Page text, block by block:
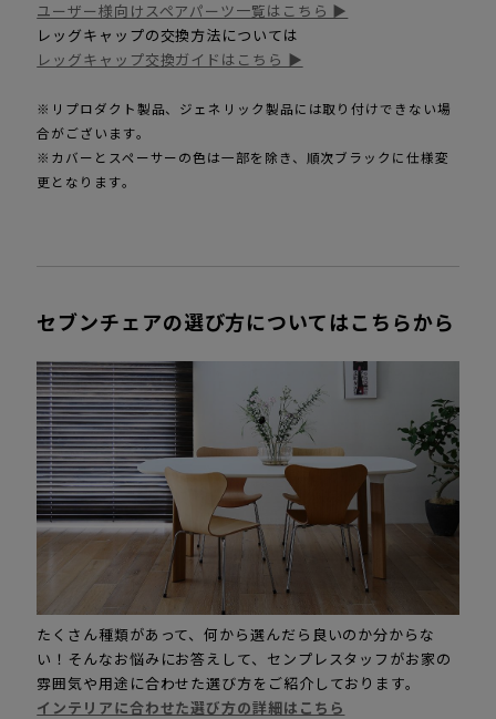
ユーザー様向けスペアパーツ一覧はこちら ▶
レッグキャップの交換方法については
レッグキャップ交換ガイドはこちら ▶
※リプロダクト製品、ジェネリック製品には取り付けできない場
合がございます。
※カバーとスペーサーの色は一部を除き、順次ブラックに仕様変
更となります。
セブンチェアの選び方についてはこちらから
たくさん種類があって、何から選んだら良いのか分からな
い！そんなお悩みにお答えして、センプレスタッフがお家の
雰囲気や用途に合わせた選び方をご紹介しております。
インテリアに合わせた選び方の詳細はこちら